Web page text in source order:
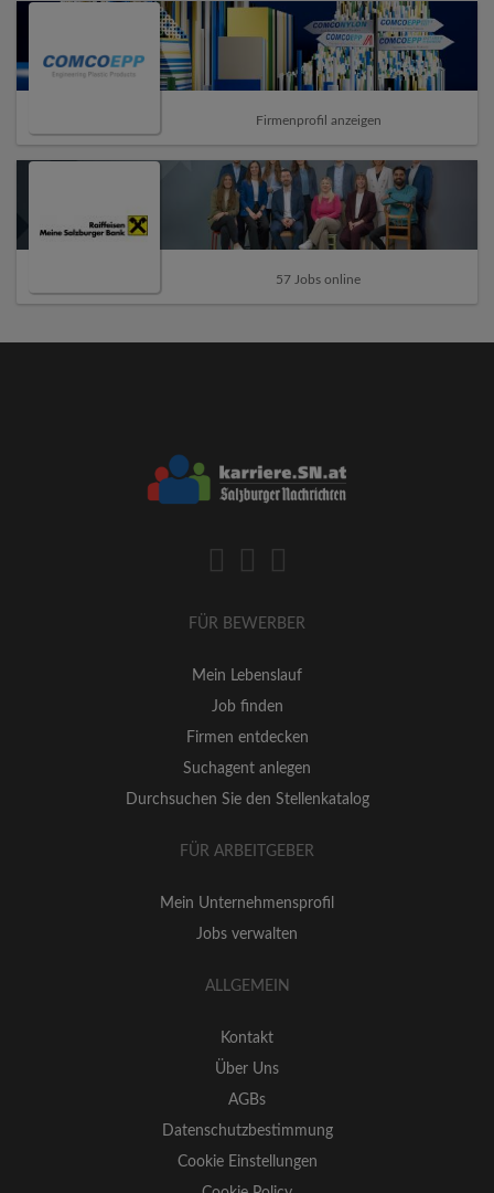
Firmenprofil anzeigen
57 Jobs online
FÜR BEWERBER
Mein Lebenslauf
Job finden
Firmen entdecken
Suchagent anlegen
Durchsuchen Sie den Stellenkatalog
FÜR ARBEITGEBER
Mein Unternehmensprofil
Jobs verwalten
ALLGEMEIN
Kontakt
Über Uns
AGBs
Datenschutzbestimmung
Cookie Einstellungen